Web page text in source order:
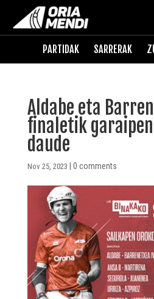
PARTIDAK SARRERAK
Aldabe eta
finaletik
daude
Nov 25, 2023 0 comments